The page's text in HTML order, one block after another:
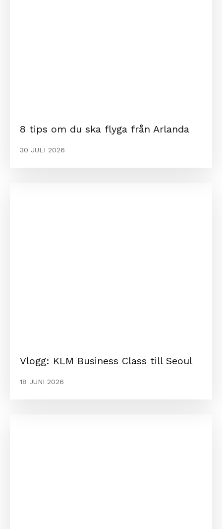
8 tips om du ska flyga från Arlanda
30 JULI 2026
Vlogg: KLM Business Class till Seoul
18 JUNI 2026